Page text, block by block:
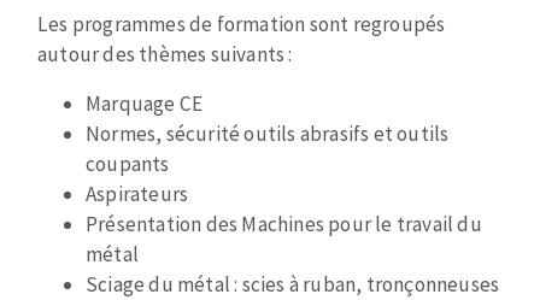
Eponges abrasive
Plateaux supports
Disques abrasifs agglomérés
Meules d'ébarbage
TRAITEMENT DE SURFACE
Disques à lamelles
Disque intissé
Disques fibre
Les programmes de formation sont regroupés
autour des thèmes suivants :
Marquage CE
Normes, sécurité outils abrasifs et outils
coupants
Aspirateurs
Présentation des Machines pour le travail du
métal
Sciage du métal : scies à ruban, tronçonneuses